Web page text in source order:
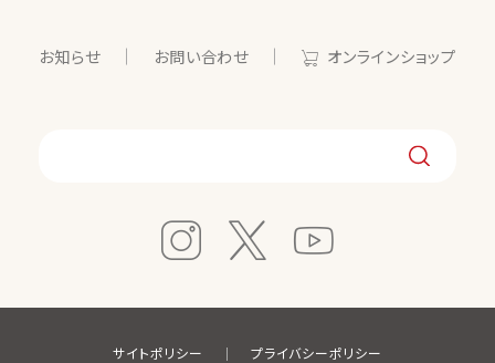
お知らせ お問い合わせ オンラインショップ
サイトポリシー プライバシーポリシー